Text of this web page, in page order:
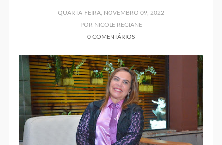
QUARTA-FEIRA, NOVEMBRO 09, 2022
POR NICOLE REGIANE
0 COMENTÁRIOS